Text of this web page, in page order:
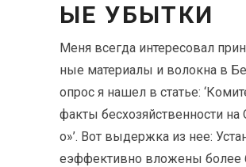
ЫЕ УБЫТКИ
Меня всегда интересовал
ные материалы и волокна в
опрос я нашел в статье:
факты бесхозяйственности
о»’. Вот выдержка из нее:
еэффективно вложены